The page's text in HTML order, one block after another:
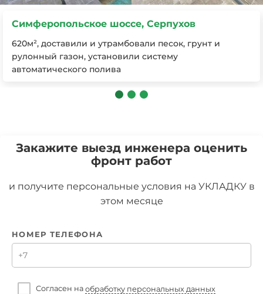
Симферопольское шоссе, Серпухов
620м², доставили и утрамбовали песок, грунт и
рулонный газон, установили систему
автоматического полива
Закажите выезд инженера оценить
фронт работ
и получите персональные условия на УКЛАДКУ в
этом месяце
НОМЕР ТЕЛЕФОНА
Согласен на обработку персональных данных